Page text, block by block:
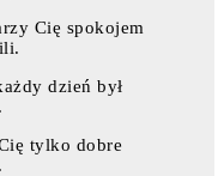
Cię spokojem
dzień był
tylko dobre